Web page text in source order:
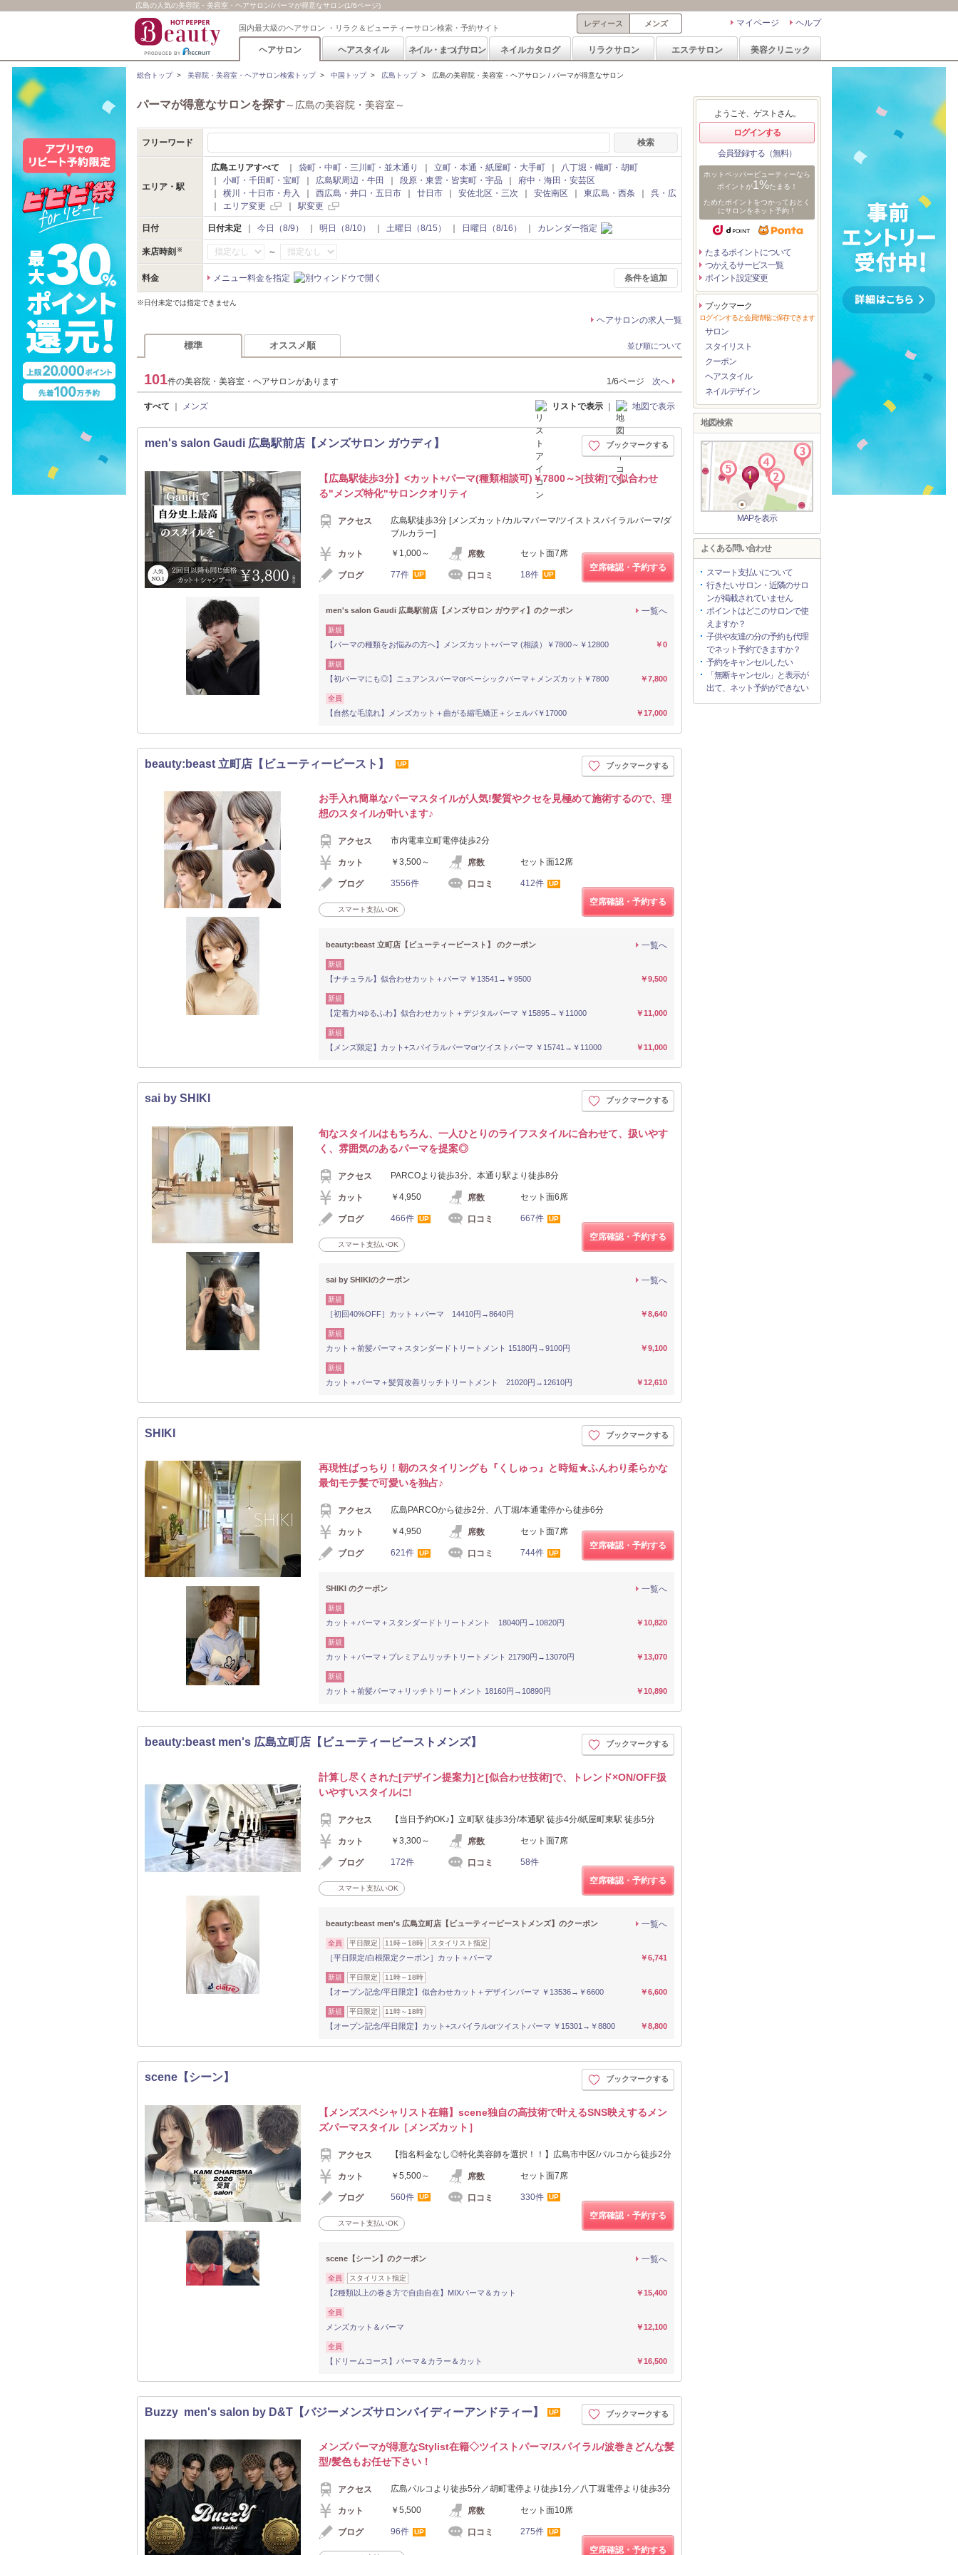
広島の人気の美容院・美容室・ヘアサロン/パーマが得意なサロン(1/6ページ)
国内最大級のヘアサロン ・リラク＆ビューティーサロン検索・予約サイト ヘルプ
マイページ
レディース メンズ
ヘアサロン ヘアスタイル ネイル・まつげサロン ネイルカタログ リラクサロン エステサロン 美容クリニック
総合トップ> 美容院・美容室・ヘアサロン検索トップ> 中国トップ> 広島トップ> 広島の美容院・美容室・ヘアサロン / パーマが得意なサロン
パーマが得意なサロンを探す～広島の美容院・美容室～
フリーワード
エリア・駅
広島エリアすべて 袋町・中町・三川町・並木通り 立町・本通・紙屋町・大手町
八丁堀・幟町・胡町
小町・千田町・宝町 広島駅周辺・牛田 段原・東雲・皆実町・宇品
府中・海田・安芸区
横川・十日市・舟入 西広島・井口・五日市 廿日市 安佐北区・三次 安佐南区 東広島・西条
呉・広
エリア変更 駅変更
日付 日付未定 今日（8/9） 明日（8/10） 土曜日（8/15） 日曜日（8/16） カレンダー指定
来店時刻 ～
料金 メニュー料金を指定 条件を追加
※日付未定では指定できません
ヘアサロンの求人一覧
標準 オススメ順 並び順について
101件の美容院・美容室・ヘアサロンがあります 1/6ページ 次へ
すべて メンズ リストで表示 地図で表示
men's salon Gaudi 広島駅前店【メンズサロン ガウディ】 ブックマークする
【広島駅徒歩3分】<カット+パーマ(種類相談可)￥7800～>[技術]で似合わせ
る"メンズ特化"サロンクオリティ
アクセス
広島駅徒歩3分 [メンズカット/カルマパーマ/ツイストスパイラルパーマ/ダ
ブルカラー]
カット ￥1,000～ 席数 セット面7席
ブログ 77件 UP 口コミ 18件 UP
空席確認・予約する
men's salon Gaudi 広島駅前店【メンズサロン ガウディ】のクーポン 一覧へ
新規
【パーマの種類をお悩みの方へ】メンズカット+パーマ (相談）￥7800～￥12800 ￥0
新規
【初パーマにも◎】ニュアンスパーマorベーシックパーマ＋メンズカット￥7800 ￥7,800
全員
【自然な毛流れ】メンズカット＋曲がる縮毛矯正＋シェルパ￥17000 ￥17,000
beauty:beast 立町店【ビューティービースト】 UP ブックマークする
お手入れ簡単なパーマスタイルが人気!髪質やクセを見極めて施術するので、理
想のスタイルが叶います♪
アクセス 市内電車立町電停徒歩2分
カット ￥3,500～ 席数 セット面12席
ブログ 3556件 口コミ 412件 UP
スマート支払いOK
空席確認・予約する
beauty:beast 立町店【ビューティービースト】 のクーポン 一覧へ
新規
【ナチュラル】似合わせカット＋パーマ ￥13541→￥9500 ￥9,500
新規
【定着力×ゆるふわ】似合わせカット＋デジタルパーマ ￥15895→￥11000 ￥11,000
新規
【メンズ限定】カット+スパイラルパーマorツイストパーマ ￥15741→￥11000 ￥11,000
sai by SHIKI ブックマークする
旬なスタイルはもちろん、一人ひとりのライフスタイルに合わせて、扱いやす
く、雰囲気のあるパーマを提案◎
アクセス PARCOより徒歩3分。本通り駅より徒歩8分
カット ￥4,950 席数 セット面6席
ブログ 466件 UP 口コミ 667件 UP
スマート支払いOK
空席確認・予約する
sai by SHIKIのクーポン 一覧へ
新規
［初回40%OFF］カット＋パーマ 14410円→8640円 ￥8,640
新規
カット＋前髪パーマ＋スタンダードトリートメント 15180円→9100円 ￥9,100
新規
カット＋パーマ＋髪質改善リッチトリートメント 21020円→12610円 ￥12,610
SHIKI ブックマークする
再現性ばっちり！朝のスタイリングも『くしゅっ』と時短★ふんわり柔らかな
最旬モテ髪で可愛いを独占♪
アクセス 広島PARCOから徒歩2分、八丁堀/本通電停から徒歩6分
カット ￥4,950 席数 セット面7席
ブログ 621件 UP 口コミ 744件 UP
空席確認・予約する
SHIKI のクーポン 一覧へ
新規
カット＋パーマ＋スタンダードトリートメント 18040円→10820円 ￥10,820
新規
カット＋パーマ＋プレミアムリッチトリートメント 21790円→13070円 ￥13,070
新規
カット＋前髪パーマ＋リッチトリートメント 18160円→10890円 ￥10,890
beauty:beast men's 広島立町店【ビューティービーストメンズ】 ブックマークする
計算し尽くされた[デザイン提案力]と[似合わせ技術]で、トレンド×ON/OFF扱
いやすいスタイルに!
アクセス 【当日予約OK♪】立町駅 徒歩3分/本通駅 徒歩4分/紙屋町東駅 徒歩5分
カット ￥3,300～ 席数 セット面7席
ブログ 172件 口コミ 58件
スマート支払いOK
空席確認・予約する
beauty:beast men's 広島立町店【ビューティービーストメンズ】のクーポン 一覧へ
全員 平日限定 11時～18時 スタイリスト指定
［平日限定/白根限定クーポン］カット＋パーマ ￥6,741
新規 平日限定 11時～18時
【オープン記念/平日限定】似合わせカット＋デザインパーマ ￥13536→￥6600 ￥6,600
新規 平日限定 11時～18時
【オープン記念/平日限定】カット+スパイラルorツイストパーマ ￥15301→￥8800 ￥8,800
scene【シーン】 ブックマークする
【メンズスペシャリスト在籍】scene独自の高技術で叶えるSNS映えするメン
ズパーマスタイル［メンズカット］
アクセス 【指名料金なし◎特化美容師を選択！！】広島市中区/パルコから徒歩2分
カット ￥5,500～ 席数 セット面7席
ブログ 560件 UP 口コミ 330件 UP
スマート支払いOK
空席確認・予約する
scene【シーン】のクーポン 一覧へ
全員 スタイリスト指定
【2種類以上の巻き方で自由自在】MIXパーマ＆カット ￥15,400
全員
メンズカット＆パーマ ￥12,100
全員
【ドリームコース】パーマ＆カラー＆カット ￥16,500
Buzzy men's salon by D&T【バジーメンズサロンバイディーアンドティー】 UP ブックマークする
メンズパーマが得意なStylist在籍◇ツイストパーマ/スパイラル/波巻きどんな髪
型/髪色もお任せ下さい！
アクセス 広島パルコより徒歩5分／胡町電停より徒歩1分／八丁堀電停より徒歩3分
カット ￥5,500 席数 セット面10席
ブログ 96件 UP 口コミ 275件 UP
空席確認・予約する
ようこそ、ゲストさん。
ログインする
会員登録する（無料）
ホットペッパービューティーなら
ポイントが1%たまる！
ためたポイントをつかっておとく
にサロンをネット予約！
たまるポイントについて
つかえるサービス一覧
ポイント設定変更
ブックマーク
ログインすると会員情報に保存できます
サロン
スタイリスト
クーポン
ヘアスタイル
ネイルデザイン
地図検索
MAPを表示
よくある問い合わせ
スマート支払いについて
行きたいサロン・近隣のサロ
ンが掲載されていません
ポイントはどこのサロンで使
えますか？
子供や友達の分の予約も代理
でネット予約できますか？
予約をキャンセルしたい
「無断キャンセル」と表示が
出て、ネット予約ができない